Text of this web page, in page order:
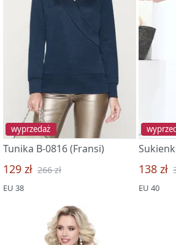
wyprzedaż
Tunika B-0816 (Fransi)
129 zł 266 zł
EU 38
138 zł
EU 40